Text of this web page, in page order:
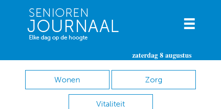
zaterdag 8 augustus
Wonen Zorg
Vitaliteit